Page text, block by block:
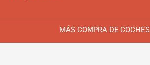
MÁS COMPRA DE COCHES